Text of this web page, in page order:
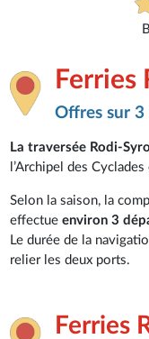
Ferries
Offres sur 3
La traversée Rodi-
l’Archipel des
Selon la saison, la
effectueenviron 3
Le durée de la
relier les deux ports.
Ferries